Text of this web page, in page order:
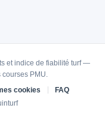
et indice de fiabilité turf —
PMU.
cookies
FAQ